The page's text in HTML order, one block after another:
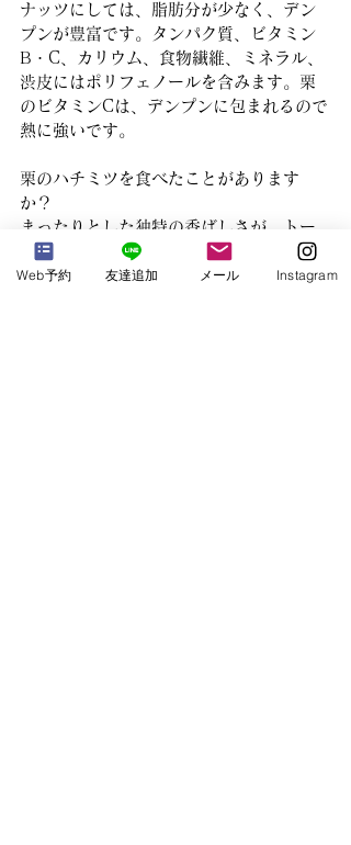
ナッツにしては、脂肪分が少なく、デン
プンが豊富です。タンパク質、ビタミン
B・C、カリウム、食物繊維、ミネラル、
渋皮にはポリフェノールを含みます。栗
のビタミンCは、デンプンに包まれるので
熱に強いです。
栗のハチミツを食べたことがあります
か？
まったりとした独特の香ばしさが、トー
ストや、くせのあるチーズにピッタリな
んです。好みが分かれますが、私は秋冬
Web予約 友達追加 メール Instagram